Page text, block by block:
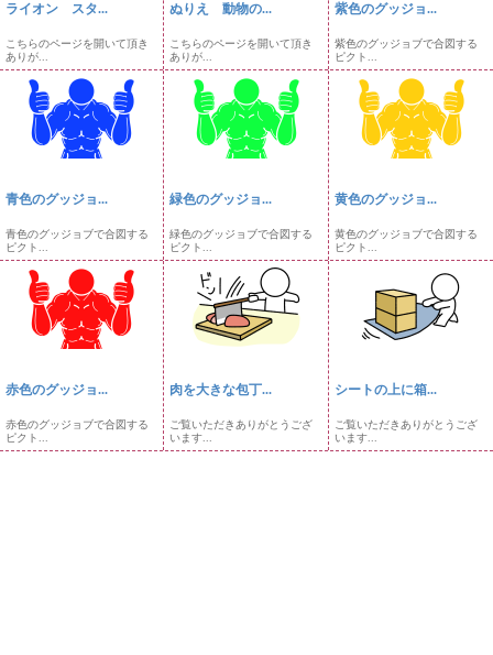
ライオン スタ...
こちらのページを開いて頂き
ありが...
ぬりえ 動物の...
こちらのページを開いて頂き
ありが...
紫色のグッジョ...
紫色のグッジョブで合図する
ピクト...
青色のグッジョ...
青色のグッジョブで合図する
ピクト...
緑色のグッジョ...
緑色のグッジョブで合図する
ピクト...
黄色のグッジョ...
黄色のグッジョブで合図する
ピクト...
赤色のグッジョ...
赤色のグッジョブで合図する
ピクト...
肉を大きな包丁...
ご覧いただきありがとうござ
います...
シートの上に箱...
ご覧いただきありがとうござ
います...